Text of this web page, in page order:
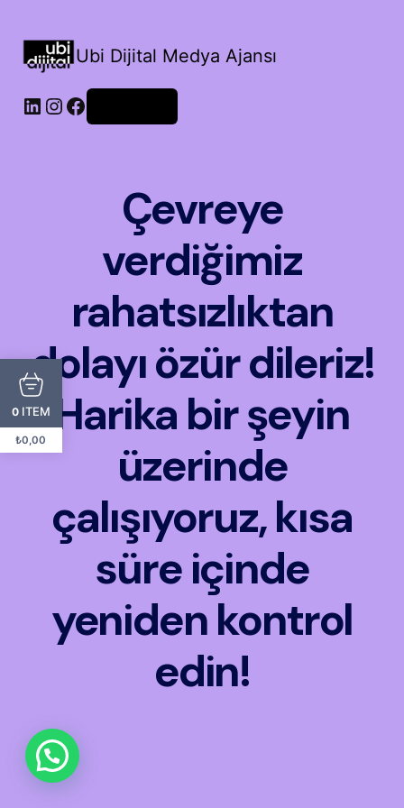
Ubi Dijital Medya Ajansı
LinkedIn
Instagram
Facebook
Çevreye
verdiğimiz
rahatsızlıktan
dolayı özür dileriz!
Harika bir şeyin
üzerinde
çalışıyoruz, kısa
süre içinde
yeniden kontrol
edin!
0 ITEM
₺0,00